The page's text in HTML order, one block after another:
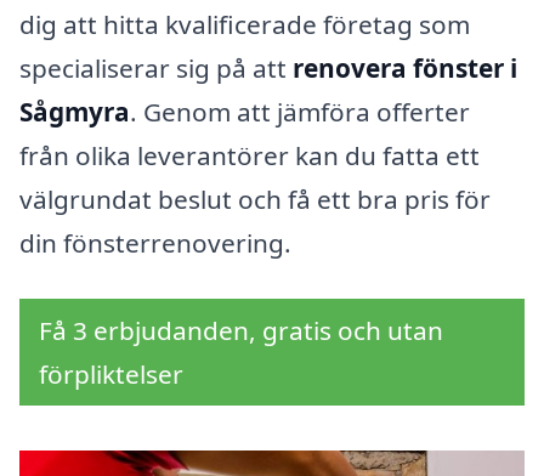
dig att hitta kvalificerade företag som
specialiserar sig på att renovera fönster i
Sågmyra. Genom att jämföra offerter
från olika leverantörer kan du fatta ett
välgrundat beslut och få ett bra pris för
din fönsterrenovering.
Få 3 erbjudanden, gratis och utan
förpliktelser